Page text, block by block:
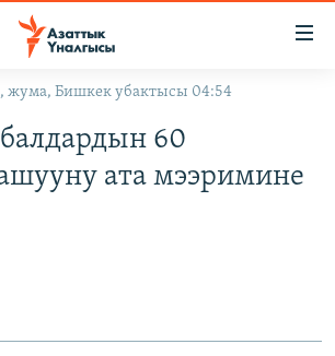
жума, Бишкек убактысы 04:54
60
ата мээримине